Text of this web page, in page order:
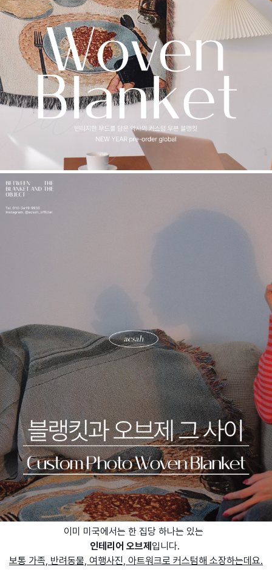
이미 미국에서는 한 집당 하나는 있는
인테리어 오브제 입니다.
보통 가족, 반려동물, 여행사진, 아트워크로 커스텀해 소장하는데요.